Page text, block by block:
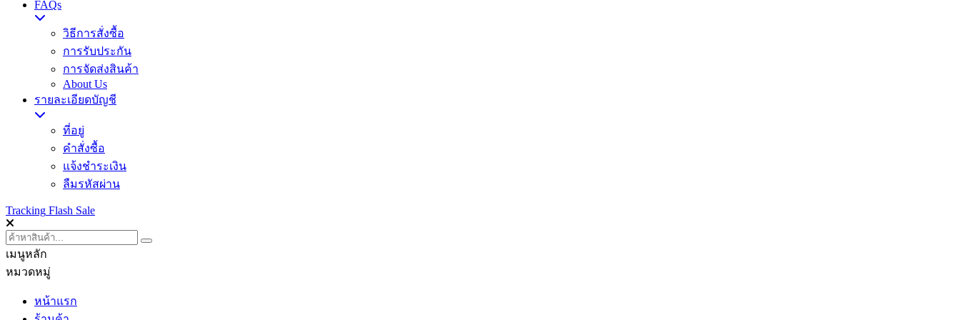
FAQs
วิธีการสั่งซื้อ
การรับประกัน
การจัดส่งสินค้า
About Us
รายละเอียดบัญชี
ที่อยู่
คำสั่งซื้อ
แจ้งชำระเงิน
ลืมรหัสผ่าน
Tracking Flash Sale
เมนูหลัก
หมวดหมู่
หน้าแรก